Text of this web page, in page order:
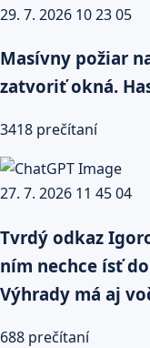
Masívny požiar
zatvoriť okná.
3418 prečítaní
Tvrdý odkaz
ním nechce ísť
Výhrady má aj
688 prečítaní